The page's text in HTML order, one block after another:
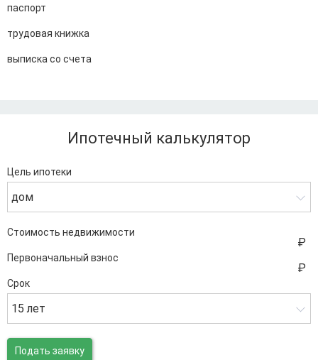
паспорт
трудовая книжка
выписка со счета
Ипотечный калькулятор
Цель ипотеки
дом
Стоимость недвижимости
Первоначальный взнос
Срок
15 лет
Подать заявку